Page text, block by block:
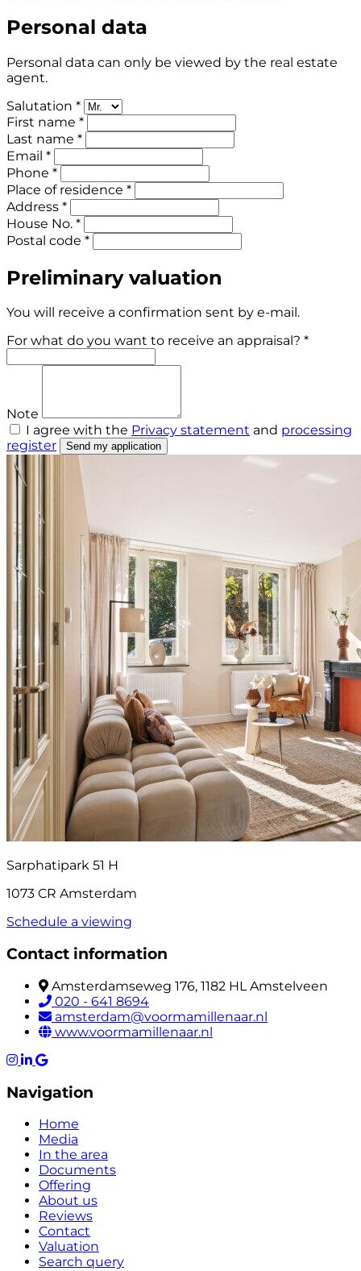
Personal data
Personal data can only be viewed by the real estate
agent.
Salutation *
First name *
Last name *
Email *
Phone *
Place of residence *
Address *
House No. *
Postal code *
Preliminary valuation
You will receive a confirmation sent by e-mail.
For what do you want to receive an appraisal? *
Note
I agree with the Privacy statement and processing
register
Send my application
Sarphatipark 51 H
1073 CR Amsterdam
Schedule a viewing
Contact information
Amsterdamseweg 176, 1182 HL Amstelveen
020 - 641 8694
amsterdam@voormamillenaar.nl
www.voormamillenaar.nl
Navigation
Home
Media
In the area
Documents
Offering
About us
Reviews
Contact
Valuation
Search query